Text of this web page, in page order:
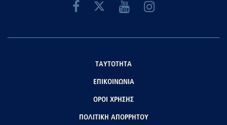
ΤΑΥΤΟΤΗΤΑ
ΕΠΙΚΟΙΝΩΝΙΑ
ΟΡΟΙ ΧΡΗΣΗΣ
ΠΟΛΙΤΙΚΗ ΑΠΟΡΡΗΤΟΥ